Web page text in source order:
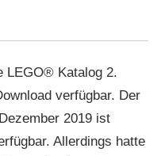
LEGO® Katalog 2.
verfügbar. Der
2019 ist
Allerdings hatte